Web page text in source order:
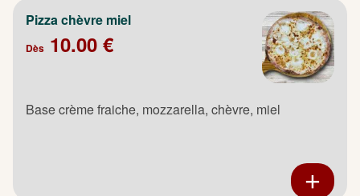
Pizza chèvre miel
Dès 10.00 €
Base crème fraiche, mozzarella, chèvre, miel